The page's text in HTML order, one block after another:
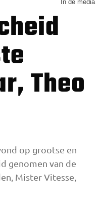
In de media
Theo
op grootse en
genomen van de
Mister Vitesse,